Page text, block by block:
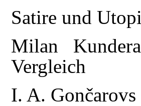
Satire und
Milan
Vergleich
I. A.